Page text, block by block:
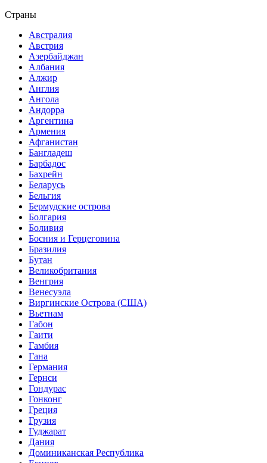
Страны
Австралия
Австрия
Азербайджан
Албания
Алжир
Англия
Ангола
Андорра
Аргентина
Армения
Афганистан
Бангладеш
Барбадос
Бахрейн
Беларусь
Бельгия
Бермудские острова
Болгария
Боливия
Босния и Герцеговина
Бразилия
Бутан
Великобритания
Венгрия
Венесуэла
Виргинские Острова (США)
Вьетнам
Габон
Гаити
Гамбия
Гана
Германия
Гернси
Гондурас
Гонконг
Греция
Грузия
Гуджарат
Дания
Доминиканская Республика